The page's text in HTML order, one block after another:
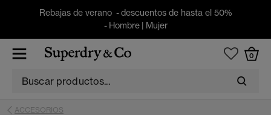
Rebajas de verano - descuentos de hasta el 50%
- Hombre| Mujer
0
ACCESORIOS